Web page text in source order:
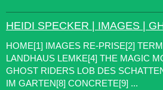
HEIDI SPECKER | IMAGES |
HOME[1] IMAGES RE-PRISE[2]
LANDHAUS LEMKE[4] THE MAGIC
GHOST RIDERS LOB DES
IM GARTEN[8] CONCRETE[9] ...